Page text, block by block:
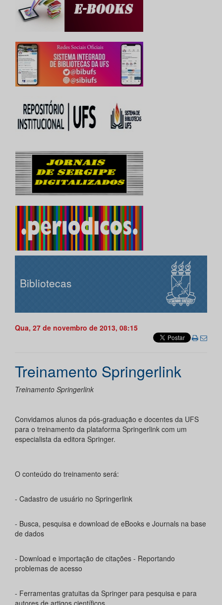
Bibliotecas
Qua, 27 de novembro de 2013, 08:15
Treinamento Springerlink
Treinamento Springerlink
Convidamos alunos da pós-graduação e docentes da UFS
para o treinamento da plataforma Springerlink com um
especialista da editora Springer.
O conteúdo do treinamento será:
- Cadastro de usuário no Springerlink
- Busca, pesquisa e download de eBooks e Journals na base
de dados
- Download e importação de citações - Reportando
problemas de acesso
- Ferramentas gratuitas da Springer para pesquisa e para